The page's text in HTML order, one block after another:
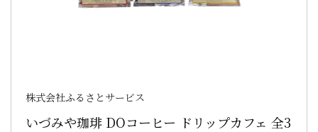
株式会社ふるさとサービス
いづみや珈琲 DOコーヒー ドリップカフェ 全3